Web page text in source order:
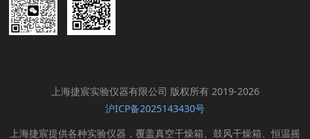
上海捷宸实验仪器有限公司 版权所有 2019-2026
沪ICP备2025143430号
上海捷宸提供各种实验仪器，覆盖真空干燥箱、鼓风干燥箱、恒温摇